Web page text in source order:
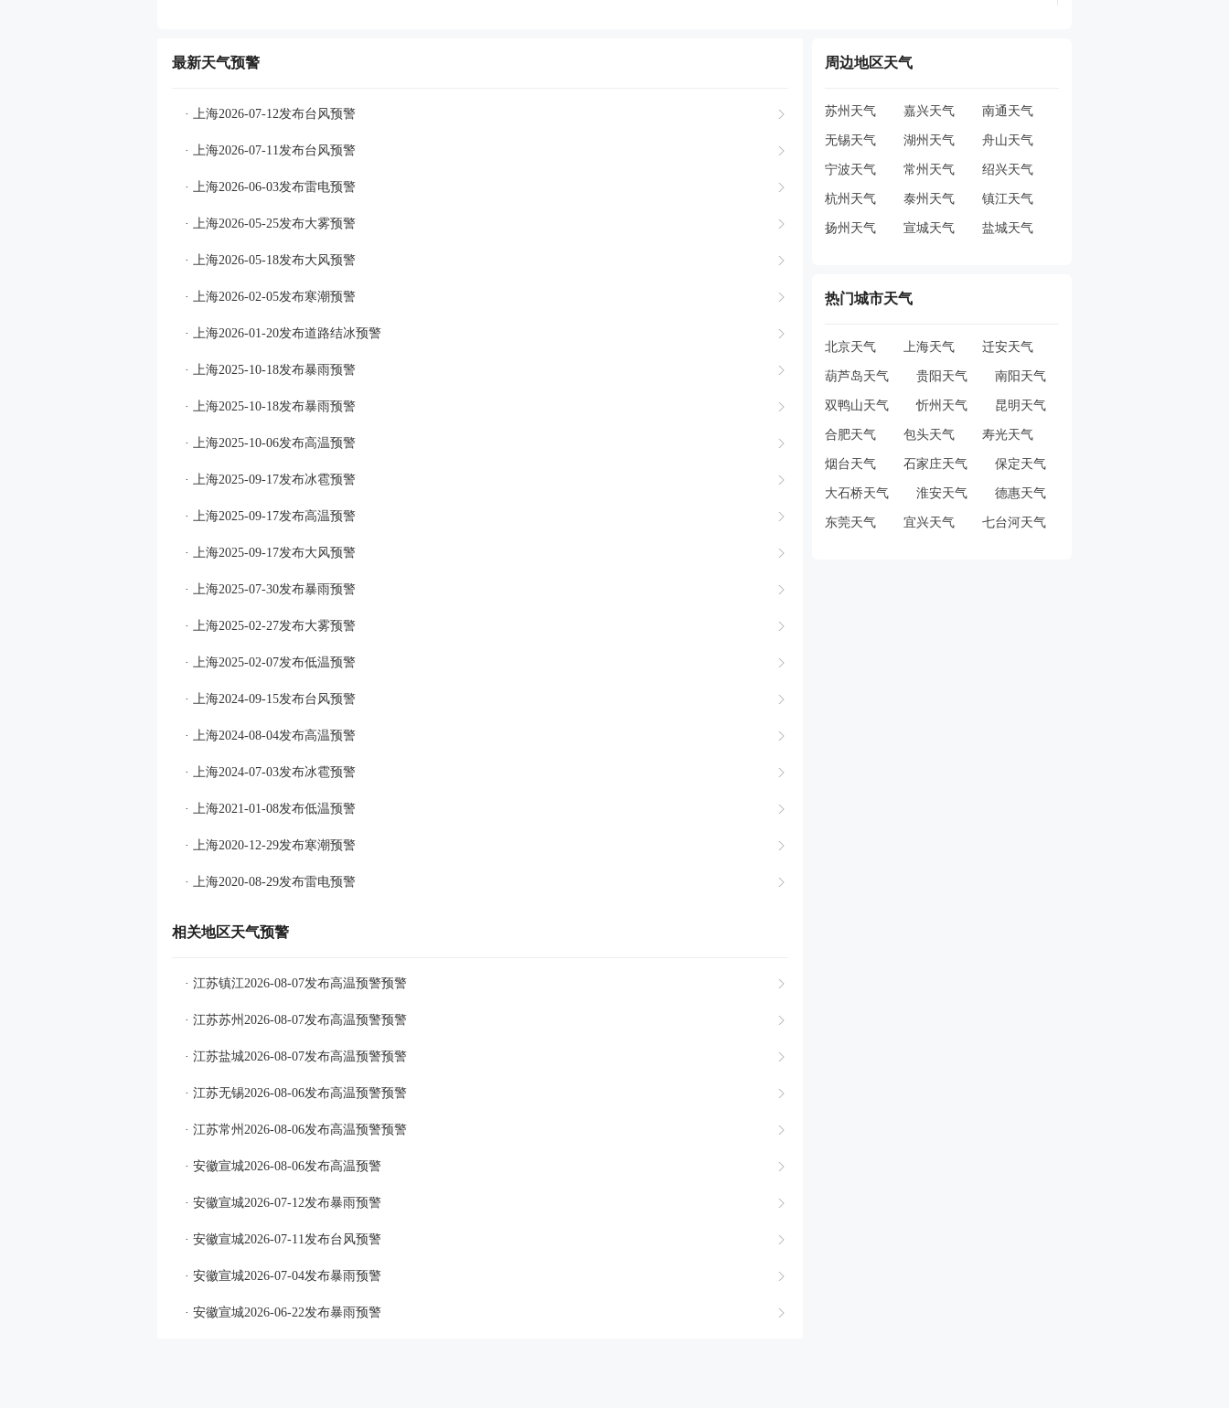
最新天气预警
· 上海2026-07-12发布台风预警
· 上海2026-07-11发布台风预警
· 上海2026-06-03发布雷电预警
· 上海2026-05-25发布大雾预警
· 上海2026-05-18发布大风预警
· 上海2026-02-05发布寒潮预警
· 上海2026-01-20发布道路结冰预警
· 上海2025-10-18发布暴雨预警
· 上海2025-10-18发布暴雨预警
· 上海2025-10-06发布高温预警
· 上海2025-09-17发布冰雹预警
· 上海2025-09-17发布高温预警
· 上海2025-09-17发布大风预警
· 上海2025-07-30发布暴雨预警
· 上海2025-02-27发布大雾预警
· 上海2025-02-07发布低温预警
· 上海2024-09-15发布台风预警
· 上海2024-08-04发布高温预警
· 上海2024-07-03发布冰雹预警
· 上海2021-01-08发布低温预警
· 上海2020-12-29发布寒潮预警
· 上海2020-08-29发布雷电预警
相关地区天气预警
· 江苏镇江2026-08-07发布高温预警预警
· 江苏苏州2026-08-07发布高温预警预警
· 江苏盐城2026-08-07发布高温预警预警
· 江苏无锡2026-08-06发布高温预警预警
· 江苏常州2026-08-06发布高温预警预警
· 安徽宣城2026-08-06发布高温预警
· 安徽宣城2026-07-12发布暴雨预警
· 安徽宣城2026-07-11发布台风预警
· 安徽宣城2026-07-04发布暴雨预警
· 安徽宣城2026-06-22发布暴雨预警
周边地区天气
苏州天气 嘉兴天气 南通天气
无锡天气 湖州天气 舟山天气
宁波天气 常州天气 绍兴天气
杭州天气 泰州天气 镇江天气
扬州天气 宣城天气 盐城天气
热门城市天气
北京天气 上海天气 迁安天气
葫芦岛天气 贵阳天气 南阳天气
双鸭山天气 忻州天气 昆明天气
合肥天气 包头天气 寿光天气
烟台天气 石家庄天气 保定天气
大石桥天气 淮安天气 德惠天气
东莞天气 宜兴天气 七台河天气